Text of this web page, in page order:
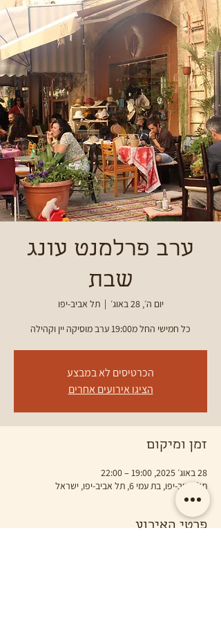
ערב פרלמנט עונג
שבת
יום ה׳, 28 באוג׳
  |
תל אביב-יפו
כל חמישי החל מ19:00 ערב מוסיקה יין וקהילה
הכרטיסים לא במבצע
הציגו אירועים אחרים
זמן ומיקום
28 באוג׳ 2025, 19:00 – 22:00
תל אביב-יפו, בת עמי 6, תל אביב-יפו, ישראל
פרטי האירוע